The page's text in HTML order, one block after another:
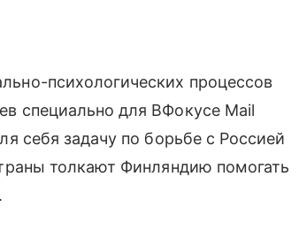
психологических процессов
специально для ВФокусе Mail
себя задачу по борьбе с Россией
толкают Финляндию помогать